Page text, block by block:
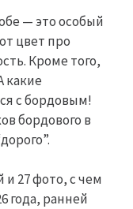
— это особый
цвет про
Кроме того,
какие
с бордовым!
бордового в
и 27 фото, с чем
года, ранней